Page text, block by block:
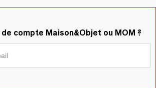
compte Maison&Objet ou MOM ?